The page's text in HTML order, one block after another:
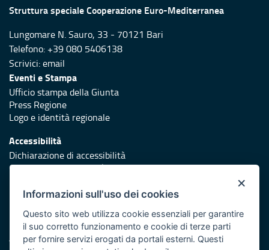
Struttura speciale Cooperazione Euro-Mediterranea
Lungomare N. Sauro, 33 - 70121 Bari
Telefono: +39 080 5406138
Scrivici:email
Eventi e Stampa
Ufficio stampa della Giunta
Press Regione
Logo e identità regionale
Accessibilità
Dichiarazione di accessibilità
Obiettivi di accessibilità
Redazione
Protezione civile
Vai al sito di Protezione Civile Puglia
×
Informazioni sull'uso dei cookies
Questo sito web utilizza cookie essenziali per garantire
il suo corretto funzionamento e cookie di terze parti
per fornire servizi erogati da portali esterni. Questi